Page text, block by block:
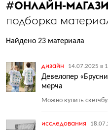
#ОНЛАЙН-
подборка
Найдено 23 материала
дизайн 14.07.2025 в
Девелопер
мерча
Можно купить
исследования